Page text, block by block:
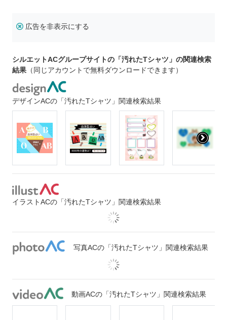
広告を非表示にする
シルエットACグループサイトの「汚れたTシャツ」の関連検索
結果 （同じアカウントで無料ダウンロードできます）
デザインACの「汚れたTシャツ」関連検索結果
イラストACの「汚れたTシャツ」関連検索結果
写真ACの「汚れたTシャツ」関連検索結果
動画ACの「汚れたTシャツ」関連検索結果